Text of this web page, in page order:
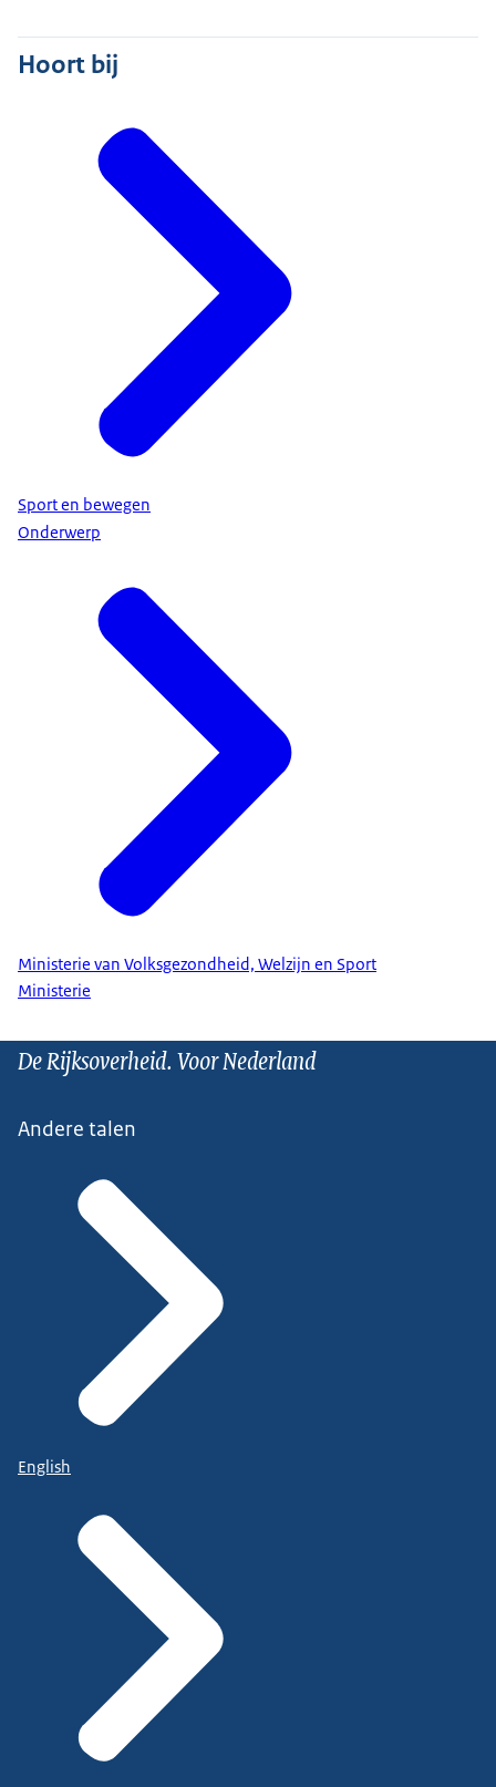
Hoort bij
Sport en bewegen
Onderwerp
Ministerie van Volksgezondheid, Welzijn en Sport
Ministerie
De Rijksoverheid. Voor Nederland
Andere talen
English